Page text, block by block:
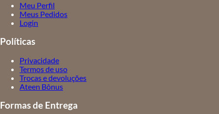
Meu Perfil
Meus Pedidos
Login
Políticas
Privacidade
Termos de uso
Trocas e devoluções
Ateen Bônus
Formas de Entrega